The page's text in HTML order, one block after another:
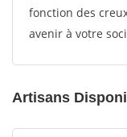
fonction des
avenir à votre
Artisans